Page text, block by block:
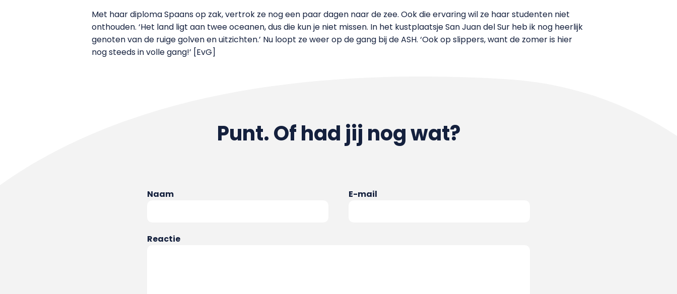
Met haar diploma Spaans op zak, vertrok ze nog een paar dagen naar de zee. Ook die ervaring wil ze haar studenten niet
onthouden. ‘Het land ligt aan twee oceanen, dus die kun je niet missen. In het kustplaatsje San Juan del Sur heb ik nog heerlijk
genoten van de ruige golven en uitzichten.’ Nu loopt ze weer op de gang bij de ASH. ‘Ook op slippers, want de zomer is hier
nog steeds in volle gang!’ [EvG]
Punt. Of had jij nog wat?
Naam E-mail
Reactie